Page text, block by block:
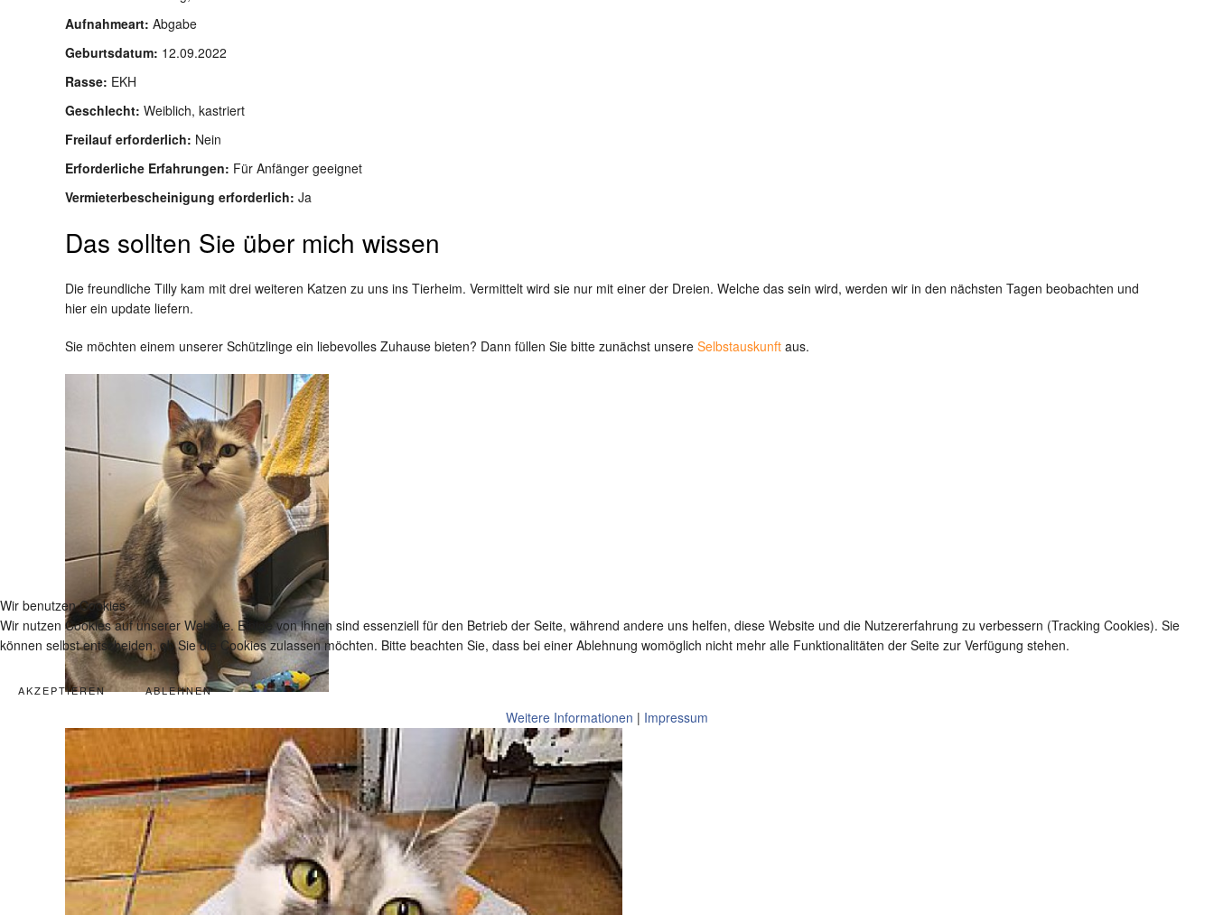
Aufnahmeart: Abgabe
Geburtsdatum: 12.09.2022
Rasse: EKH
Geschlecht: Weiblich, kastriert
Freilauf erforderlich: Nein
Erforderliche Erfahrungen: Für Anfänger geeignet
Vermieterbescheinigung erforderlich: Ja
Das sollten Sie über mich wissen
Die freundliche Tilly kam mit drei weiteren Katzen zu uns ins Tierheim. Vermittelt wird sie nur mit einer der Dreien. Welche das sein wird, werden wir in den nächsten Tagen beobachten und
hier ein update liefern.
Sie möchten einem unserer Schützlinge ein liebevolles Zuhause bieten? Dann füllen Sie bitte zunächst unsere Selbstauskunft aus.
Wir benutzen Cookies
Wir nutzen Cookies auf unserer Website. Einige von ihnen sind essenziell für den Betrieb der Seite, während andere uns helfen, diese Website und die Nutzererfahrung zu verbessern (Tracking Cookies). Sie
können selbst entscheiden, ob Sie die Cookies zulassen möchten. Bitte beachten Sie, dass bei einer Ablehnung womöglich nicht mehr alle Funktionalitäten der Seite zur Verfügung stehen.
AKZEPTIEREN ABLEHNEN
Weitere Informationen | Impressum